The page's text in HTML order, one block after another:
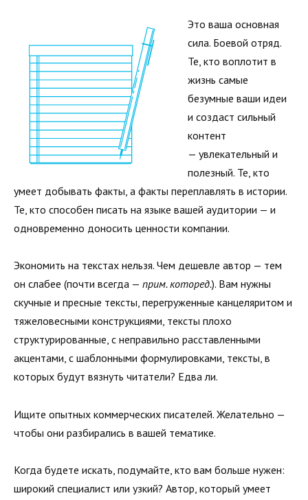
Это ваша основная
сила. Боевой отряд.
Те, кто воплотит в
жизнь самые
безумные ваши идеи
и создаст сильный
контент
— увлекательный и
полезный. Те, кто
умеет добывать факты, а факты переплавлять в истории.
Те, кто способен писать на языке вашей аудитории — и
одновременно доносить ценности компании.
Экономить на текстах нельзя. Чем дешевле автор — тем
он слабее (почти всегда — прим. которед.). Вам нужны
скучные и пресные тексты, перегруженные канцеляритом и
тяжеловесными конструкциями, тексты плохо
структурированные, с неправильно расставленными
акцентами, с шаблонными формулировками, тексты, в
которых будут вязнуть читатели? Едва ли.
Ищите опытных коммерческих писателей. Желательно —
чтобы они разбирались в вашей тематике.
Когда будете искать, подумайте, кто вам больше нужен:
широкий специалист или узкий? Автор, который умеет